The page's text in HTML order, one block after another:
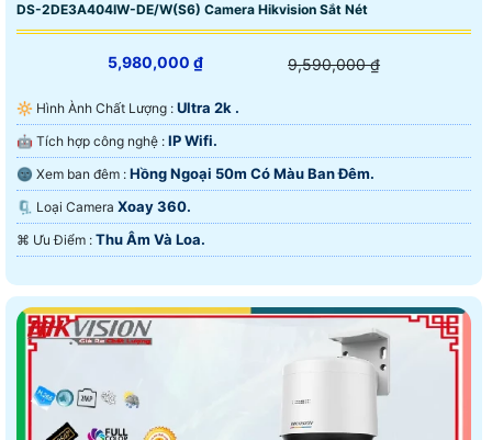
DS-2DE3A404IW-DE/W(S6) Camera Hikvision Sắt Nét
5,980,000 ₫ 9,590,000 ₫
🔆 Hình Ành Chất Lượng : Ultra 2k .
🤖️ Tích hợp công nghệ : IP Wifi.
🌚 Xem ban đêm : Hồng Ngoại 50m Có Màu Ban Đêm.
🗜️ Loại Camera Xoay 360.
️⌘ Ưu Điểm : Thu Âm Và Loa.